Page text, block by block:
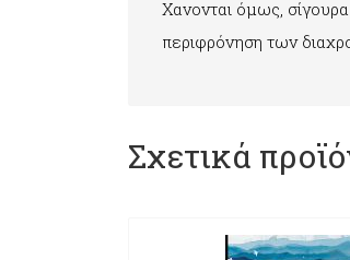
Χανονται όμως,
περιφρόνηση των
Σχετικά